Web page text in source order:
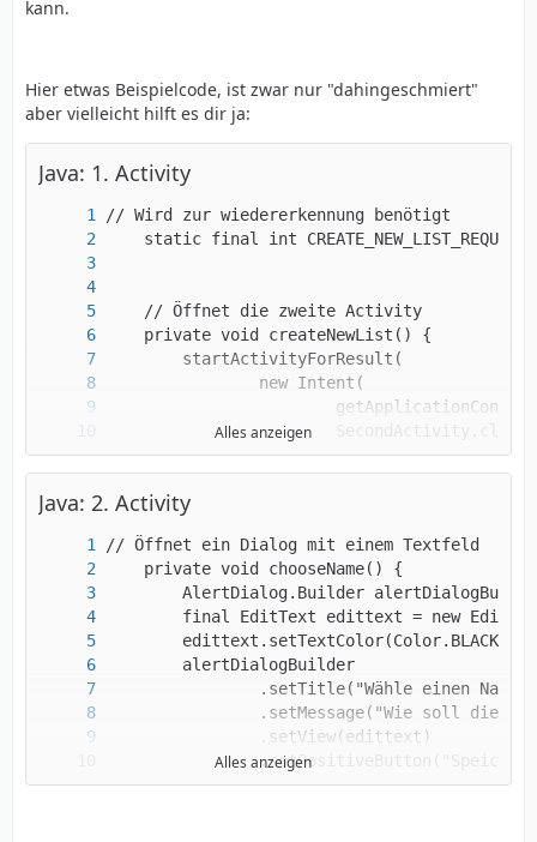
kann.
Hier etwas Beispielcode, ist zwar nur "dahingeschmiert"
aber vielleicht hilft es dir ja:
Java: 1. Activity
Alles anzeigen
Java: 2. Activity
Alles anzeigen